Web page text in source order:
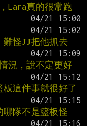
Lara真的很常跑
怪JJ把他抓去
況，說不定更好
這件事就很好了
隊不是籃板怪